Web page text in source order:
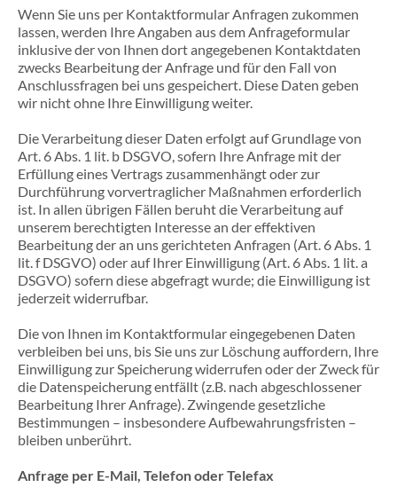
Wenn Sie uns per Kontaktformular Anfragen zukommen
lassen, werden Ihre Angaben aus dem Anfrageformular
inklusive der von Ihnen dort angegebenen Kontaktdaten
zwecks Bearbeitung der Anfrage und für den Fall von
Anschlussfragen bei uns gespeichert. Diese Daten geben
wir nicht ohne Ihre Einwilligung weiter.
Die Verarbeitung dieser Daten erfolgt auf Grundlage von
Art. 6 Abs. 1 lit. b DSGVO, sofern Ihre Anfrage mit der
Erfüllung eines Vertrags zusammenhängt oder zur
Durchführung vorvertraglicher Maßnahmen erforderlich
ist. In allen übrigen Fällen beruht die Verarbeitung auf
unserem berechtigten Interesse an der effektiven
Bearbeitung der an uns gerichteten Anfragen (Art. 6 Abs. 1
lit. f DSGVO) oder auf Ihrer Einwilligung (Art. 6 Abs. 1 lit. a
DSGVO) sofern diese abgefragt wurde; die Einwilligung ist
jederzeit widerrufbar.
Die von Ihnen im Kontaktformular eingegebenen Daten
verbleiben bei uns, bis Sie uns zur Löschung auffordern, Ihre
Einwilligung zur Speicherung widerrufen oder der Zweck für
die Datenspeicherung entfällt (z.B. nach abgeschlossener
Bearbeitung Ihrer Anfrage). Zwingende gesetzliche
Bestimmungen – insbesondere Aufbewahrungsfristen –
bleiben unberührt.
Anfrage per E-Mail, Telefon oder Telefax